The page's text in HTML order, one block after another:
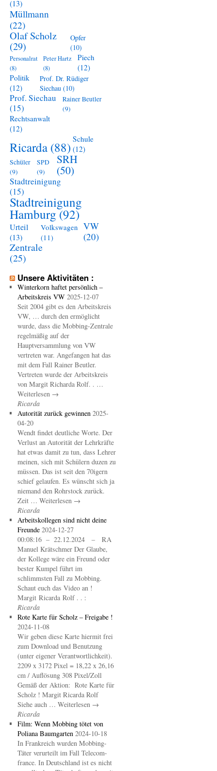
(13)
Müllmann
(22)
Olaf Scholz
(29)
Opfer
(10)
Personalrat
(8)
Peter Hartz
(8)
Piech
(12)
Politik
(12)
Prof. Dr. Rüdiger
Siechau (10)
Prof. Siechau
(15)
Rainer Beutler
(9)
Rechtsanwalt
(12)
Ricarda (88) Schule
(12)
Schüler
(9)
SPD
(9)
SRH
(50)
Stadtreinigung
(15)
Stadtreinigung
Hamburg(92)
Urteil
(13)
Volkswagen
(11)
VW
(20)
Zentrale
(25)
Unsere Aktivitäten :
Winterkorn haftet persönlich –
Arbeitskreis VW 2025-12-07
Seit 2004 gibt es den Arbeitskreis
VW, … durch den ermöglicht
wurde, dass die Mobbing-Zentrale
regelmäßig auf der
Hauptversammlung von VW
vertreten war. Angefangen hat das
mit dem Fall Rainer Beutler.
Vertreten wurde der Arbeitskreis
von Margit Richarda Rolf. . …
Weiterlesen →
Ricarda
Autorität zurück gewinnen 2025-
04-20
Wendt findet deutliche Worte. Der
Verlust an Autorität der Lehrkräfte
hat etwas damit zu tun, dass Lehrer
meinen, sich mit Schülern duzen zu
müssen. Das ist seit den 70igern
schief gelaufen. Es wünscht sich ja
niemand den Rohrstock zurück.
Zeit … Weiterlesen →
Ricarda
Arbeitskollegen sind nicht deine
Freunde 2024-12-27
00:08:16 – 22.12.2024 – RA
Manuel Krätschmer Der Glaube,
der Kollege wäre ein Freund oder
bester Kumpel führt im
schlimmsten Fall zu Mobbing.
Schaut euch das Video an !
Margit Ricarda Rolf . . :
Ricarda
Rote Karte für Scholz – Freigabe !
2024-11-08
Wir geben diese Karte hiermit frei
zum Download und Benutzung
(unter eigener Verantwortlichkeit).
2209 x 3172 Pixel = 18,22 x 26,16
cm / Auflösung 308 Pixel/Zoll
Gemäß der Aktion: Rote Karte für
Scholz ! Margit Ricarda Rolf
Siehe auch … Weiterlesen →
Ricarda
Film: Wenn Mobbing tötet von
Poliana Baumgarten 2024-10-18
In Frankreich wurden Mobbing-
Täter verurteilt im Fall Telecom-
france. In Deutschland ist es nicht